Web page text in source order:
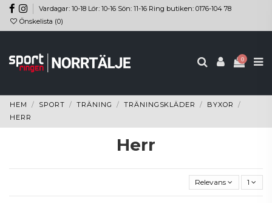
Vardagar: 10-18 Lör: 10-16 Sön: 11-16 Ring butiken: 0176-104 78
Önskelista (0)
0
HEM SPORT TRÄNING TRÄNINGSKLÄDER
BYXOR
HERR
Herr
Relevans 1